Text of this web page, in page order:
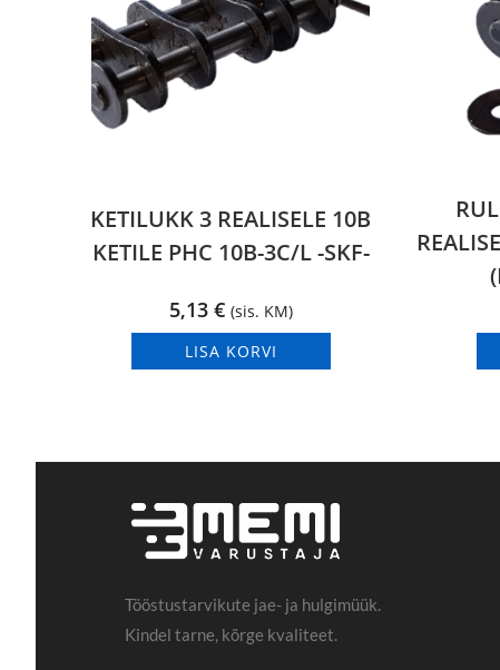
KETILUKK 3 REALISELE 10B
KETILE PHC 10B-3C/L -SKF-
5,13 € (sis. KM)
LISA KORVI
Tööstustarvikute jae- ja hulgimüük.
Kindel tarne, kõrge kvaliteet.